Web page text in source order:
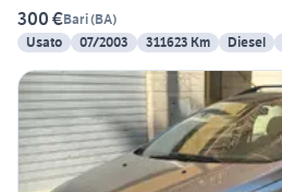
300 €Bari(BA)
Usato
07/2003 311623 Km Diesel